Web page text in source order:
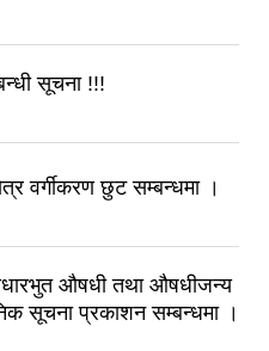
सूचना !!!
वर्गीकरण छुट सम्बन्धमा ।
औषधी तथा औषधीजन्य
सूचना प्रकाशन सम्बन्धमा ।